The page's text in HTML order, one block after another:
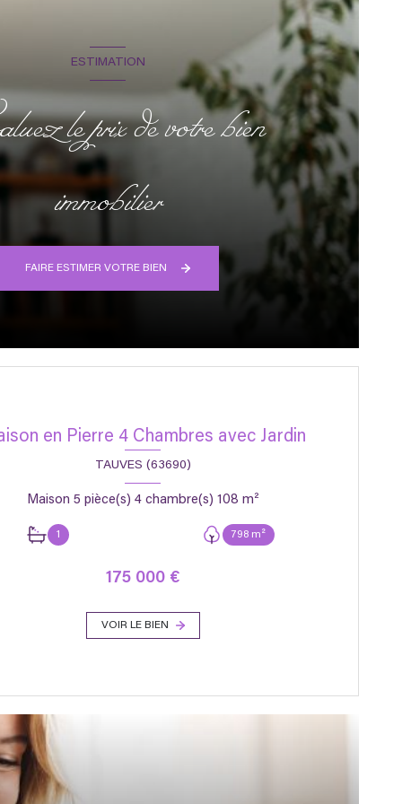
ESTIMATION
le prix de votre bien
immobilier
FAIRE ESTIMER VOTRE BIEN
en Pierre 4 Chambres avec Jardin
TAUVES (63690)
Maison 5 pièce(s) 4 chambre(s) 108 m²
1 798 m²
175 000 €
VOIR LE BIEN